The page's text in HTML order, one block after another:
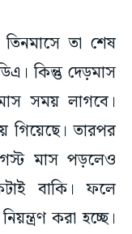
তা শেষ
কিন্তু দেড়মাস
সময় লাগবে।
গিয়েছে। তারপর
মাস পড়লেও
বাকি। ফলে
করা হচ্ছে।